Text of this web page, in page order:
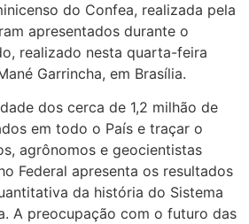
do Confea, realizada pela
apresentados durante o
realizado nesta quarta-feira
Garrincha, em Brasília.
dos cerca de 1,2 milhão de
em todo o País e traçar o
agrônomos e geocientistas
Federal apresenta os resultados
da história do Sistema
A preocupação com o futuro das